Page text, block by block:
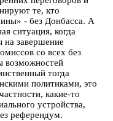
те, кто
- без Донбасса. А
ситуация, когда
на завершение
со всех без
возможностей
тогда
политиками, это
какие-то
устройства,
референдум.